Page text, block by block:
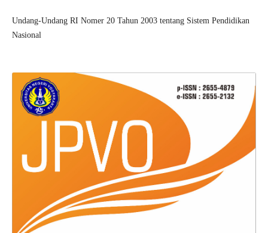
Undang-Undang RI Nomer 20 Tahun 2003 tentang Sistem Pendidikan
Nasional